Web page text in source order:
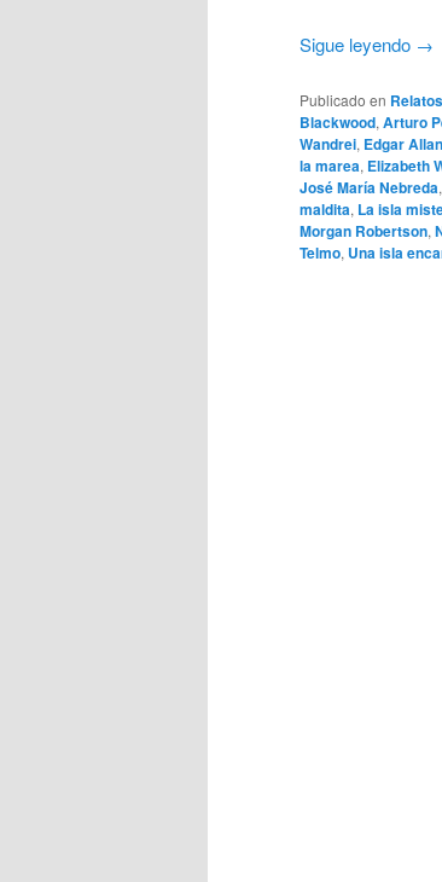
Sigue leyendo →
Publicado en Relatos
Blackwood, Arturo
Wandrei, Edgar
la marea, Elizabeth
José María Nebreda,
maldita, La isla
Morgan Robertson,
Telmo, Una isla